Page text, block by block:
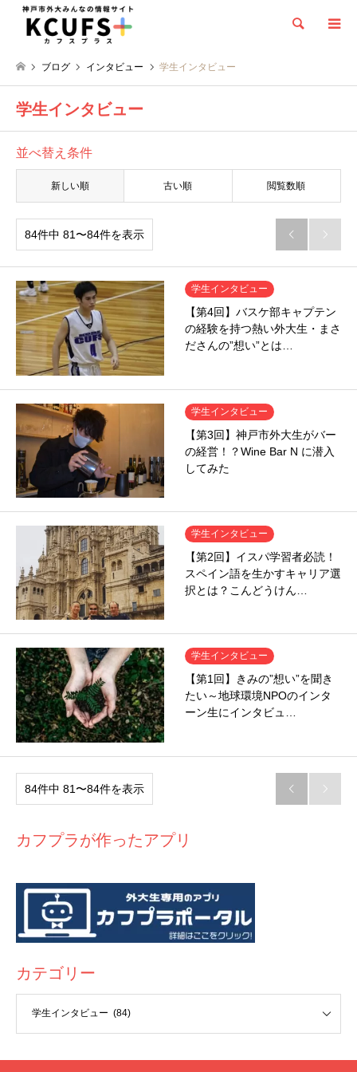
検索
ブログ インタビュー 学生インタビュー
学生インタビュー
並べ替え条件
新しい順 古い順 閲覧数順
84件中 81〜84件を表示  
学生インタビュー
【第4回】バスケ部キャプテン
の経験を持つ熱い外大生・まさ
ださんの”想い”とは…
学生インタビュー
【第3回】神戸市外大生がバー
の経営！？Wine Bar N に潜入
してみた
学生インタビュー
【第2回】イスパ学習者必読！
スペイン語を生かすキャリア選
択とは？こんどうけん…
学生インタビュー
【第1回】きみの”想い”を聞き
たい～地球環境NPOのインタ
ーン生にインタビュ…
84件中 81〜84件を表示  
カフプラが作ったアプリ
カテゴリー